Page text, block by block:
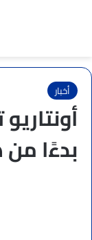
أخبار
بدءًا من